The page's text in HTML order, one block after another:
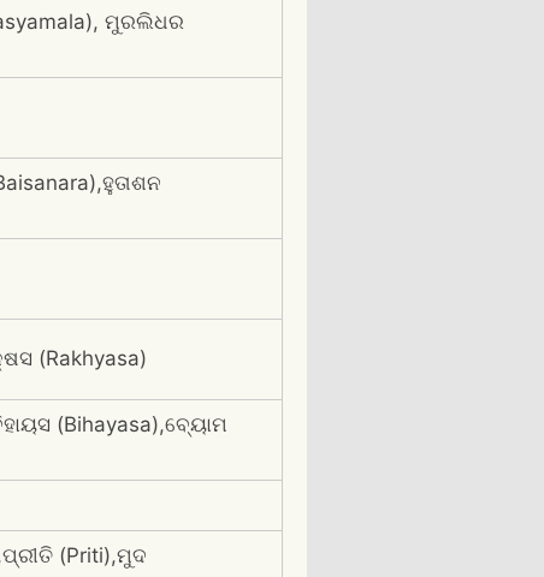
ମୁରଲିଧର
(Rakhyasa)
(Bihayasa),ବ୍ୟୋମ
(Priti),ମୁଦ